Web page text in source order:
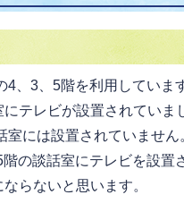
4、3、5階を利用していま
テレビが設置されていま
室には設置されていません
の談話室にテレビを設
らないと思います。